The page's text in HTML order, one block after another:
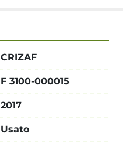
CRIZAF
F 3100-000015
2017
Usato